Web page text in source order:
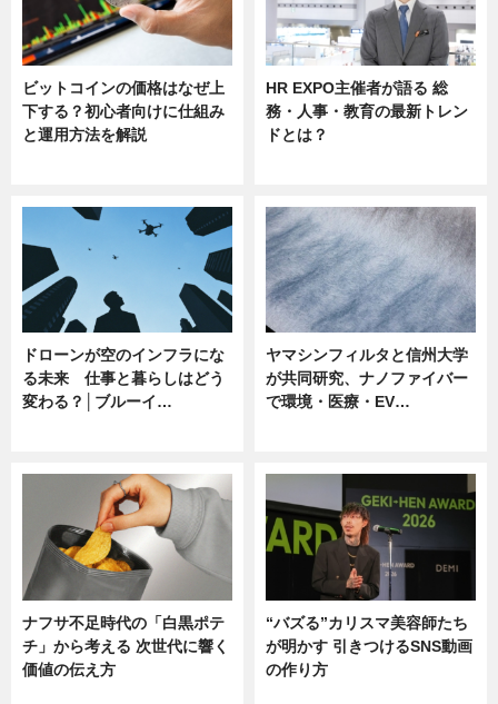
ビットコインの価格はなぜ上
下する？初心者向けに仕組み
と運用方法を解説
HR EXPO主催者が語る 総
務・人事・教育の最新トレン
ドとは？
ドローンが空のインフラにな
る未来 仕事と暮らしはどう
変わる？│ブルーイ…
ヤマシンフィルタと信州大学
が共同研究、ナノファイバー
で環境・医療・EV…
ナフサ不足時代の「白黒ポテ
チ」から考える 次世代に響く
価値の伝え方
“バズる”カリスマ美容師たち
が明かす 引きつけるSNS動画
の作り方